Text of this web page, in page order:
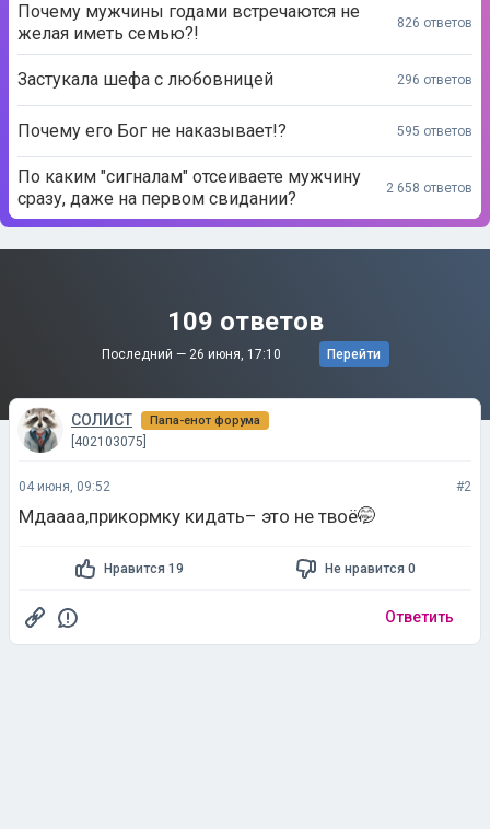
Почему мужчины годами встречаются не
желая иметь семью?!
826 ответов
Застукала шефа с любовницей 296 ответов
Почему его Бог не наказывает!? 595 ответов
По каким "сигналам" отсеиваете мужчину
сразу, даже на первом свидании?
2 658 ответов
109 ответов
Последний — 26 июня, 17:10 Перейти
СОЛИСТ Папа-енот форума
[402103075]
04 июня, 09:52 #2
Мдаааа,прикормку кидать– это не твоё🤭
Нравится 19 Не нравится 0
Ответить